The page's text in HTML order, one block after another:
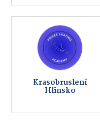
Krasobruslení
Hlinsko